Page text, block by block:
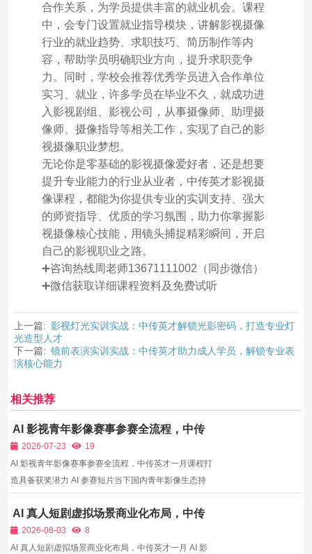
合作关系，为学员提供丰富的就业机会。课程
中，会专门设置就业指导模块，讲解影视摄像
行业的就业趋势、求职技巧、简历制作等内
容，帮助学员明确职业方向，提升求职竞争
力。同时，学校会推荐优秀学员进入合作单位
实习、就业，许多学员在毕业不久，就成功进
入影视剧组、影视公司，从事摄像师、助理摄
像师、摄像指导等相关工作，实现了自己的影
视摄像职业梦想。
无论你是零基础的影视摄像爱好者，还是想要
提升专业能力的行业从业者，中传英才影视摄
像课程，都能为你提供专业的实训支持、强大
的师资指导、优质的学习氛围，助力你掌握影
视摄像核心技能，用镜头捕捉精彩瞬间，开启
自己的影视职业之路。
➕咨询热线周老师13671111002（同步微信）
➕微信获取详细课程资料及免费试听
上一篇: 影视灯光实训实战：中传英才解锁光影密码，打造专业灯
光造型人才
下一篇: 镜前表演实训实战：中传英才助力成人学员，解锁专业表
演核心能力
相关推荐
AI 影视青年影像赛事参赛全流程，中传
英才一月课程打造具备获奖潜力 AI 参赛
短片
2026-07-23
19
AI 影视青年影像赛事参赛全流程，中传英才一月课程打
造具备获奖潜力 AI 参赛短片当下国内青年影像生态持
AIGC创新影像展等赛事全部开放AI影视作品投稿通
道，区别于纯商业流量短剧，赛事评委更看重作品思想
内核、独特视...
AI 真人短剧虚拟场景商业化布局，中传
英才一月 AI 影视课程低成本搭建仿真剧
集电影级空间质感
2026-08-03
8
AI 真人短剧虚拟场景商业化布局，中传英才一月 AI 影